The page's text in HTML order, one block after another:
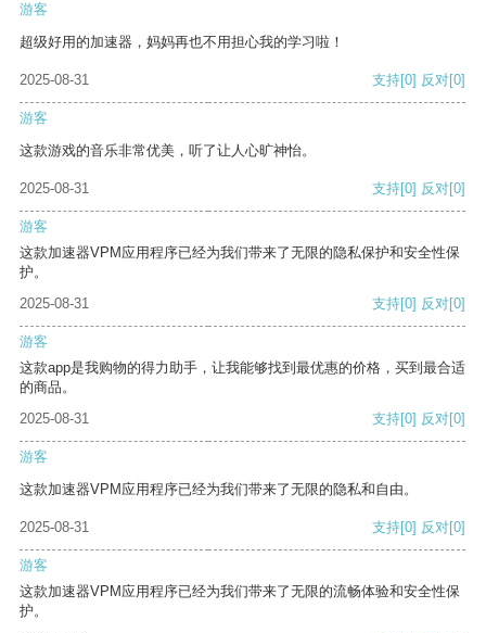
游客
超级好用的加速器，妈妈再也不用担心我的学习啦！
2025-08-31 支持[0] 反对[0]
游客
这款游戏的音乐非常优美，听了让人心旷神怡。
2025-08-31 支持[0] 反对[0]
游客
这款加速器VPM应用程序已经为我们带来了无限的隐私保护和安全性保
护。
2025-08-31
支持[0] 反对[0]
游客
这款app是我购物的得力助手，让我能够找到最优惠的价格，买到最合适
的商品。
2025-08-31
支持[0] 反对[0]
游客
这款加速器VPM应用程序已经为我们带来了无限的隐私和自由。
2025-08-31 支持[0] 反对[0]
游客
这款加速器VPM应用程序已经为我们带来了无限的流畅体验和安全性保
护。